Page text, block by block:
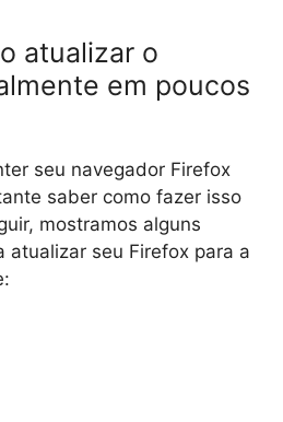
atualizar o
em poucos
seu navegador Firefox
saber como fazer isso
mostramos alguns
atualizar seu Firefox para a